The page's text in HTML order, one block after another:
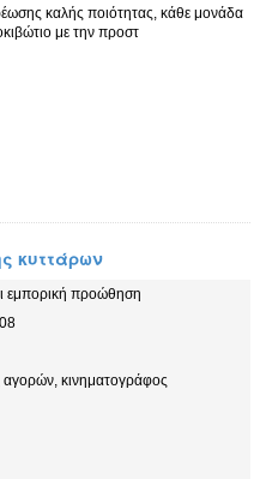
καλής ποιότητας, κάθε μονάδα
με την προστ
κυττάρων
εμπορική προώθηση
κινηματογράφος